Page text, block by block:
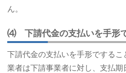
ん。
⑷ 下請代金の支払いを手形
下請代金の支払いを手形でする
業者は下請事業者に対し、支払期